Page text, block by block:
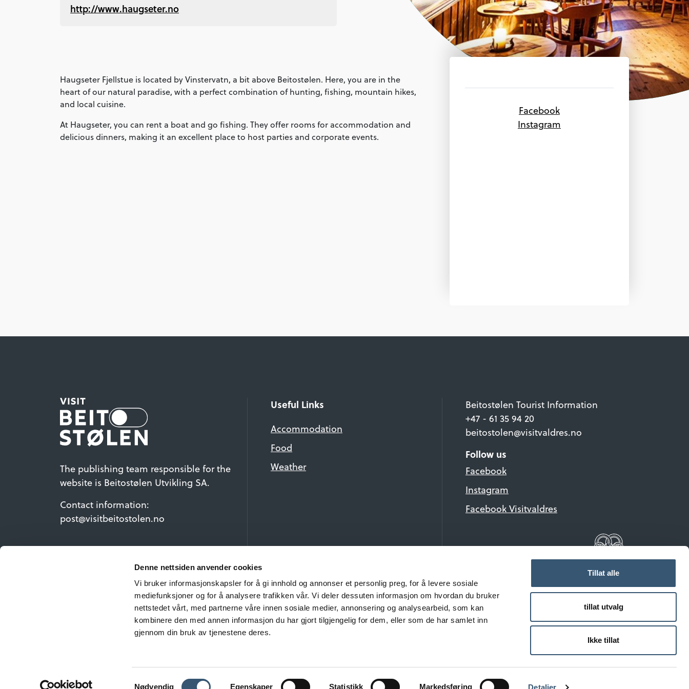
Denne nettsiden anvender cookies
Vi bruker informasjonskapsler for å gi innhold og annonser et personlig preg, for å levere sosiale
mediefunksjoner og for å analysere trafikken vår. Vi deler dessuten informasjon om hvordan du bruker
nettstedet vårt, med partnerne våre innen sosiale medier, annonsering og analysearbeid, som kan
kombinere den med annen informasjon du har gjort tilgjengelig for dem, eller som de har samlet inn
gjennom din bruk av tjenestene deres.
Samtykkevalg
Nødvendig Egenskaper Statistikk Markedsføring Detaljer
Tillat alle
tillat utvalg
Ikke tillat
http://www.haugseter.no
Facebook
Instagram
Haugseter Fjellstue is located by Vinstervatn, a bit above Beitostølen. Here, you are in the
heart of our natural paradise, with a perfect combination of hunting, fishing, mountain hikes,
and local cuisine.
At Haugseter, you can rent a boat and go fishing. They offer rooms for accommodation and
delicious dinners, making it an excellent place to host parties and corporate events.
The publishing team responsible for the
website is Beitostølen Utvikling SA.
Contact information:
post@visitbeitostolen.no
Useful Links
Accommodation
Food
Weather
Beitostølen Tourist Information
+47 - 61 35 94 20
beitostolen@visitvaldres.no
Follow us
Facebook
Instagram
Facebook Visitvaldres
©Copyright 2026 Beitostølen Fellesgoder AS and Visit Beitostølen. All rights reserved.